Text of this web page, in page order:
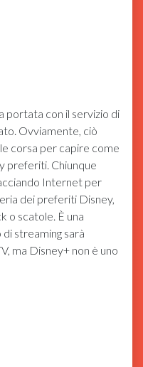
portata con il servizio di
Ovviamente, ciò
corsa per capire come
preferiti. Chiunque
Internet per
dei preferiti Disney,
o scatole. È una
streaming sarà
ma Disney+ non è uno